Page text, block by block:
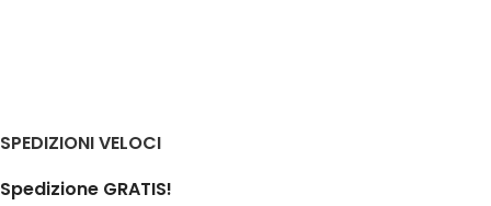
SPEDIZIONI VELOCI
Spedizione GRATIS!